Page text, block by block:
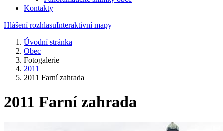
Kontakty
Hlášení rozhlasuInteraktivní mapy
Úvodní stránka
Obec
Fotogalerie
2011
2011 Farní zahrada
2011 Farní zahrada